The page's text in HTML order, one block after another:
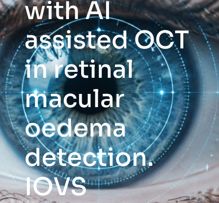
with AI
assisted OCT
in retinal
macular
oedema
detection.
IOVS